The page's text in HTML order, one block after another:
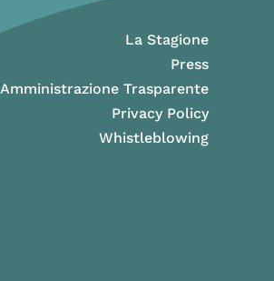
La Stagione
Press
Amministrazione Trasparente
Privacy Policy
Whistleblowing